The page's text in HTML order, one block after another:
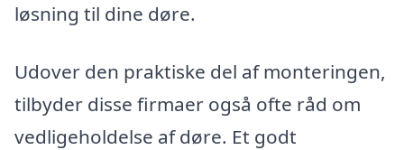
løsning til dine døre.
Udover den praktiske del af monteringen,
tilbyder disse firmaer også ofte råd om
vedligeholdelse af døre. Et godt